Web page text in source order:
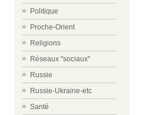
Politique
Proche-Orient
Religions
Réseaux "sociaux"
Russie
Russie-Ukraine-etc
Santé